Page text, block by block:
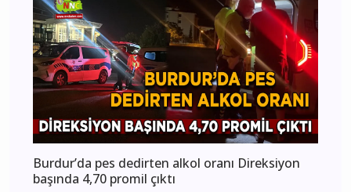
Burdur’da pes dedirten alkol oranı Direksiyon
başında 4,70 promil çıktı